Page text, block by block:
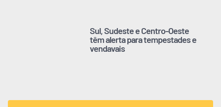
Sul, Sudeste e Centro-Oeste
têm alerta para tempestades e
vendavais